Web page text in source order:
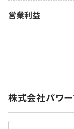
営業利益
株式会社パワ